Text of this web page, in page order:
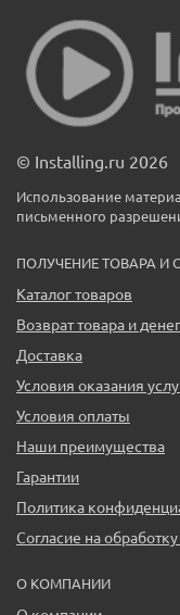
© Installing.ru 2026
Использование
письменного
ПОЛУЧЕНИЕ ТОВАРА И
Каталог товаров
Возврат товара и денег
Доставка
Условия оказания
Условия оплаты
Наши преимущества
Гарантии
Политика
Согласие на
О КОМПАНИИ